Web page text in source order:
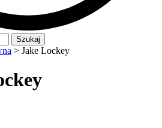
> Jake Lockey